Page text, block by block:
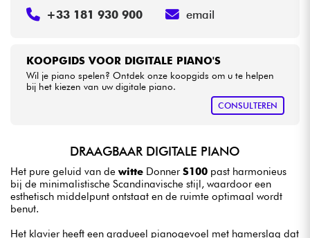
KOOPGIDS VOOR DIGITALE PIANO'S
Wil je piano spelen? Ontdek onze koopgids om u te helpen
bij het kiezen van uw digitale piano.
CONSULTEREN
+33 181 930 900 email
DRAAGBAAR DIGITALE PIANO
Het pure geluid van dewitte Donner S100 past harmonieus
bij de minimalistische Scandinavische stijl, waardoor een
esthetisch middelpunt ontstaat en de ruimte optimaal wordt
benut.
Het klavier heeft een gradueel pianogevoel met hamerslag dat